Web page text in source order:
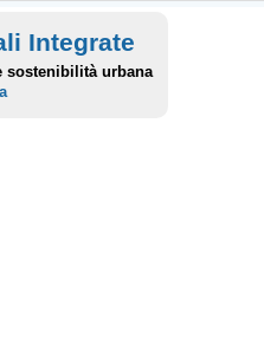
Integrate
sostenibilità urbana